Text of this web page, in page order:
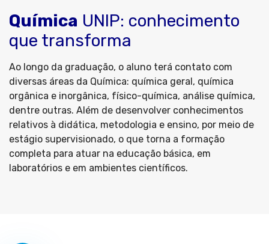
Química UNIP: conhecimento
que transforma
Ao longo da graduação, o aluno terá contato com
diversas áreas da Química: química geral, química
orgânica e inorgânica, físico-química, análise química,
dentre outras. Além de desenvolver conhecimentos
relativos à didática, metodologia e ensino, por meio de
estágio supervisionado, o que torna a formação
completa para atuar na educação básica, em
laboratórios e em ambientes científicos.